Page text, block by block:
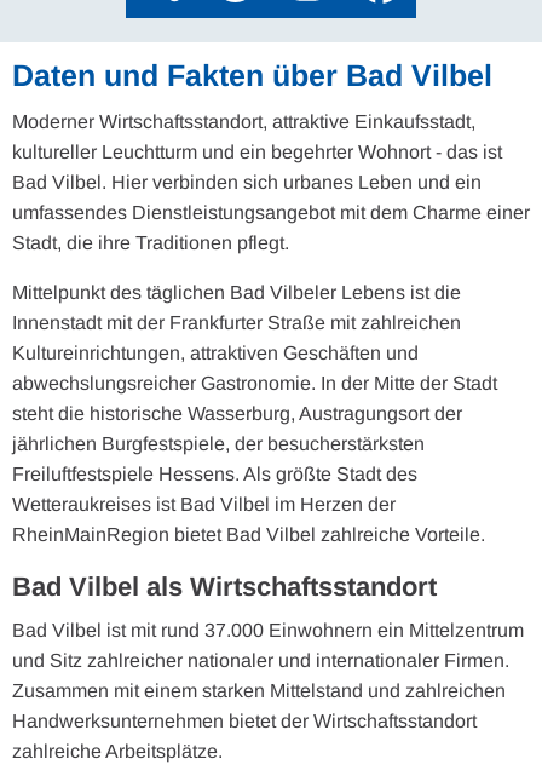
Daten und Fakten über Bad Vilbel
Moderner Wirtschaftsstandort, attraktive Einkaufsstadt,
kultureller Leuchtturm und ein begehrter Wohnort - das ist
Bad Vilbel. Hier verbinden sich urbanes Leben und ein
umfassendes Dienstleistungsangebot mit dem Charme einer
Stadt, die ihre Traditionen pflegt.
Mittelpunkt des täglichen Bad Vilbeler Lebens ist die
Innenstadt mit der Frankfurter Straße mit zahlreichen
Kultureinrichtungen, attraktiven Geschäften und
abwechslungsreicher Gastronomie. In der Mitte der Stadt
steht die historische Wasserburg, Austragungsort der
jährlichen Burgfestspiele, der besucherstärksten
Freiluftfestspiele Hessens. Als größte Stadt des
Wetteraukreises ist Bad Vilbel im Herzen der
RheinMainRegion bietet Bad Vilbel zahlreiche Vorteile.
Bad Vilbel als Wirtschaftsstandort
Bad Vilbel ist mit rund 37.000 Einwohnern ein Mittelzentrum
und Sitz zahlreicher nationaler und internationaler Firmen.
Zusammen mit einem starken Mittelstand und zahlreichen
Handwerksunternehmen bietet der Wirtschaftsstandort
zahlreiche Arbeitsplätze.